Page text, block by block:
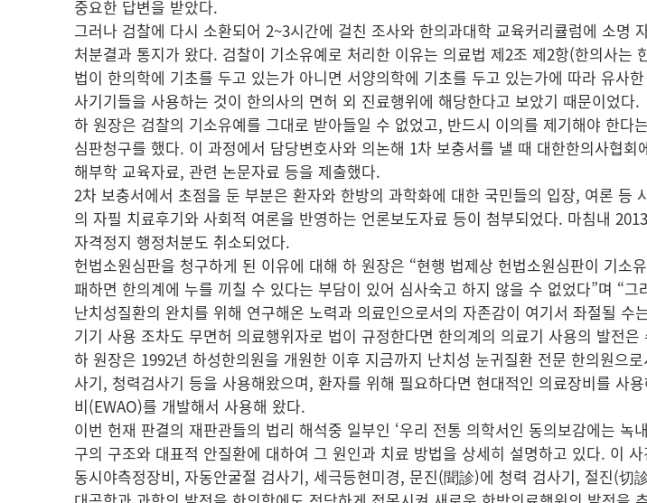
중요한 답변을 받았다.
그러나 검찰에 다시 소환되어 2~3시간에 걸친 조사와 한의과대학 교육커리큘럼에 소
처분결과 통지가 왔다. 검찰이 기소유예로 처리한 이유는 의료법 제2조 제2항(한의사
법이 한의학에 기초를 두고 있는가 아니면 서양의학에 기초를 두고 있는가에 따라 유사
사기기들을 사용하는 것이 한의사의 면허 외 진료행위에 해당한다고 보았기 때문이었다.
하 원장은 검찰의 기소유예를 그대로 받아들일 수 없었고, 반드시 이의를 제기해야 한
심판청구를 했다. 이 과정에서 담당변호사와 의논해 1차 보충서를 낼 때 대한한의사협
해부학 교육자료, 관련 논문자료 등을 제출했다.
2차 보충서에서 초점을 둔 부분은 환자와 한방의 과학화에 대한 국민들의 입장, 여론
의 자필 치료후기와 사회적 여론을 반영하는 언론보도자료 등이 첨부되었다. 마침내
자격정지 행정처분도 취소되었다.
헌법소원심판을 청구하게 된 이유에 대해 하 원장은 “현행 법제상 헌법소원심판이 기
패하면 한의계에 누를 끼칠 수 있다는 부담이 있어 심사숙고 하지 않을 수 없었다”며 “
난치성질환의 완치를 위해 연구해온 노력과 의료인으로서의 자존감이 여기서 좌절될
기기 사용 조차도 무면허 의료행위자로 법이 규정한다면 한의계의 의료기 사용의 발전
하 원장은 1992년 하성한의원을 개원한 이후 지금까지 난치성 눈귀질환 전문 한의원으
사기, 청력검사기 등을 사용해왔으며, 환자를 위해 필요하다면 현대적인 의료장비를 사
비(EWAO)를 개발해서 사용해 왔다.
이번 헌재 판결의 재판관들의 법리 해석중 일부인 ‘우리 전통 의학서인 동의보감에는
구의 구조와 대표적 안질환에 대하여 그 원인과 치료 방법을 상세히 설명하고 있다. 이
동시야측정장비, 자동안굴절 검사기, 세극등현미경, 문진(聞診)에 청력 검사기, 절진(